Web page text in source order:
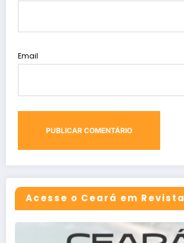
Email
Acesse o Ceará em Revista